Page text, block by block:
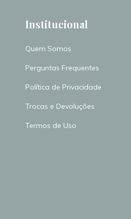
Institucional
Quem Somos
Perguntas Frequentes
Política de Privacidade
Trocas e Devoluções
Termos de Uso